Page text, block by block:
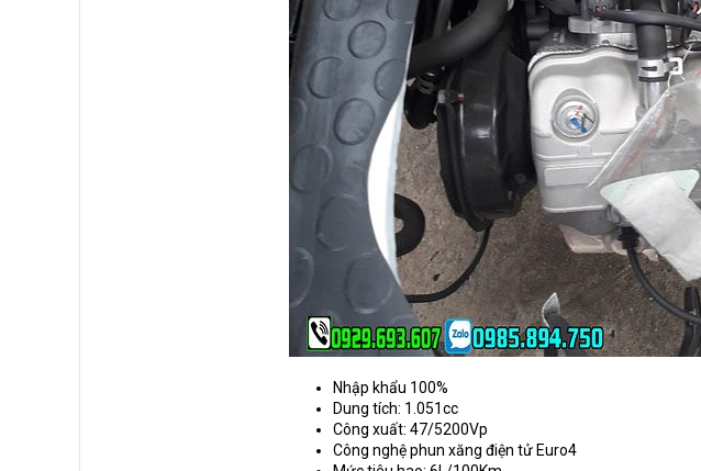
Nhập khẩu 100%
Dung tích: 1.051cc
Công xuất: 47/5200Vp
Công nghệ phun xăng điện tử Euro4